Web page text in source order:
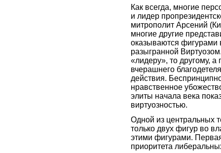
Как всегда, многие
и лидер
митрополит Арсений
многие другие
оказываются
разыгранной
«лидеру», то другому, а
вчерашнего
действия.
нравственное
элиты начала века
виртуозностью.
Одной из центральных
только двух фигур во
этими фигурами.
приоритета